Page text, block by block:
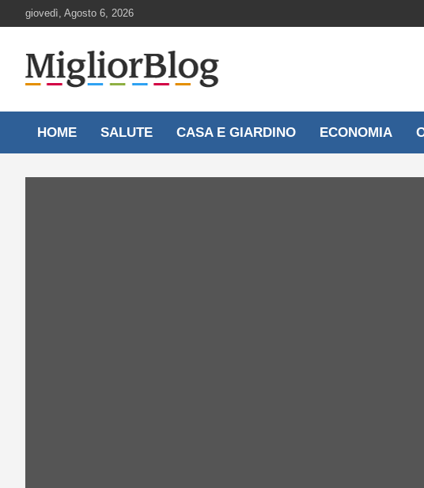
to
giovedì, Agosto 6, 2026
MigliorBlog.it
HOME SALUTE CASA E GIARDINO ECONOMIA